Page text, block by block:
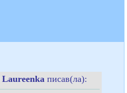
Laureenka писав(ла):